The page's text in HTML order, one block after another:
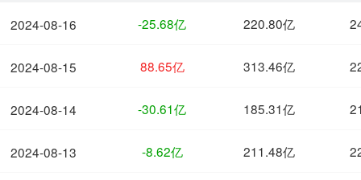
2024-08-16
2024-08-15
2024-08-14
2024-08-13
-25.68亿 220.80亿
88.65亿 313.46亿
-30.61亿 185.31亿
-8.62亿 211.48亿